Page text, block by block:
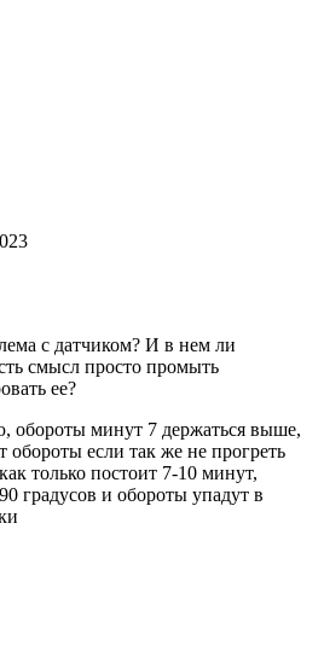
с датчиком? И в нем ли
смысл просто промыть
ее?
обороты минут 7 держаться выше,
обороты если так же не прогреть
только постоит 7-10 минут,
градусов и обороты упадут в